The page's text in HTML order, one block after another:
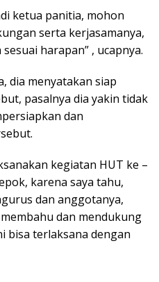
ketua panitia, mohon
serta kerjasamanya,
harapan” , ucapnya.
dia menyatakan siap
pasalnya dia yakin tidak
dan
kegiatan HUT ke –
karena saya tahu,
dan anggotanya,
dan mendukung
bisa terlaksana dengan